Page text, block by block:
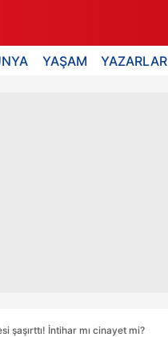
YAŞAM YAZARLAR
şaşırttı! İntihar mı cinayet mi?